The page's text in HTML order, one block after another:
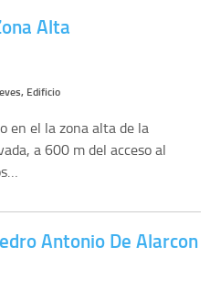
Alta
Edificio
en el la zona alta de la
a 600 m del acceso al
Antonio De Alarcon